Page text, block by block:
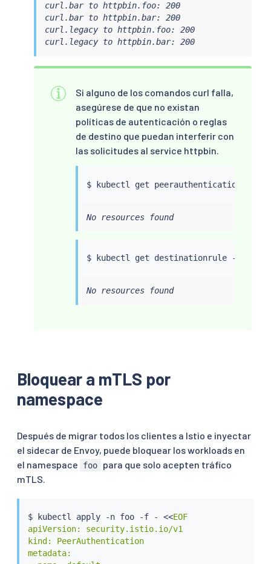
curl.bar to httpbin.foo: 200
curl.bar to httpbin.bar: 200
curl.legacy to httpbin.foo: 200
curl.legacy to httpbin.bar: 200
Si alguno de los comandos curl falla,
asegúrese de que no existan
políticas de autenticación o reglas
de destino que puedan interferir con
las solicitudes al service httpbin.
$ kubectl
No resources found
$ kubectl
No resources found
Bloquear a mTLS por
namespace
Después de migrar todos los clientes a Istio e inyectar
el sidecar de Envoy, puede bloquear los workloads en
el namespace
foo
para que solo acepten tráfico
mTLS.
$ kubectl apply -n foo -f - <<EOF
apiVersion: security.istio.io/v1
kind: PeerAuthentication
metadata: